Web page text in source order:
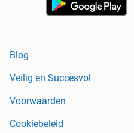
Blog
Veilig en Succesvol
Voorwaarden
Cookiebeleid